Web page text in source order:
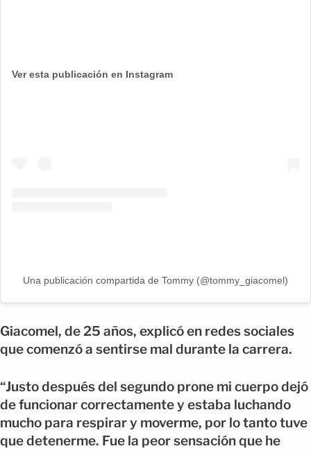
Ver esta publicación en Instagram
Una publicación compartida de Tommy (@tommy_giacomel)
Giacomel, de 25 años, explicó en redes sociales
que comenzó a sentirse mal durante la carrera.
“Justo después del segundo prone mi cuerpo dejó
de funcionar correctamente y estaba luchando
mucho para respirar y moverme, por lo tanto tuve
que detenerme. Fue la peor sensación que he